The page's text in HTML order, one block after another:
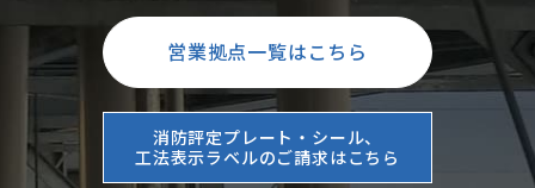
営業拠点一覧はこちら
消防評定プレート・シール、
工法表示ラベルのご請求はこちら